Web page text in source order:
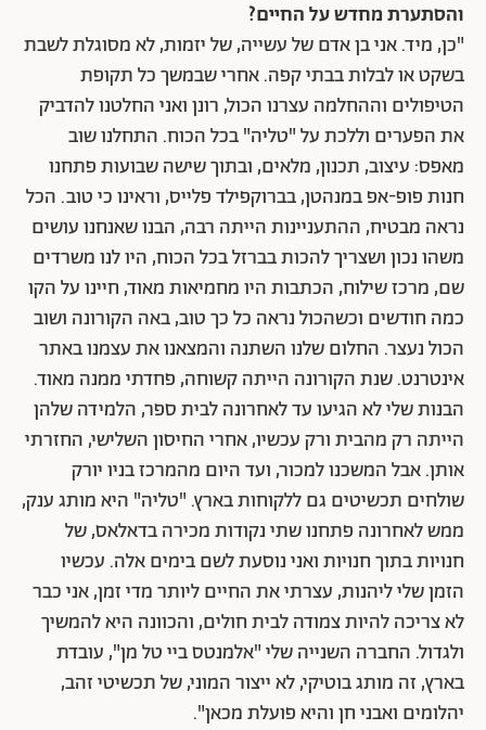
והסתערת מחדש על החיים?
"כן, מיד. אני בן אדם של עשייה, של יזמות, לא מסוגלת לשבת
בשקט או לבלות בבתי קפה. אחרי שבמשך כל תקופת
הטיפולים וההחלמה עצרנו הכול, רונן ואני החלטנו להדביק
את הפערים וללכת על "טליה" בכל הכוח. התחלנו שוב
מאפס: עיצוב, תכנון, מלאים, ובתוך שישה שבועות פתחנו
חנות פופ-אפ במנהטן, בברוקפילד פלייס, וראינו כי טוב. הכל
נראה מבטיח, ההתעניינות הייתה רבה, הבנו שאנחנו עושים
משהו נכון ושצריך להכות בברזל בכל הכוח, היו לנו משרדים
שם, מרכז שילוח, הכתבות היו מחמיאות מאוד, חיינו על הקו
כמה חודשים וכשהכול נראה כל כך טוב, באה הקורונה ושוב
הכול נעצר. החלום שלנו השתנה והמצאנו את עצמנו באתר
אינטרנט. שנת הקורונה הייתה קשוחה, פחדתי ממנה מאוד.
הבנות שלי לא הגיעו עד לאחרונה לבית ספר, הלמידה שלהן
הייתה רק מהבית ורק עכשיו, אחרי החיסון השלישי, החזרתי
אותן. אבל המשכנו למכור, ועד היום מהמרכז בניו יורק
שולחים תכשיטים גם ללקוחות בארץ. "טליה" היא מותג ענק,
ממש לאחרונה פתחנו שתי נקודות מכירה בדאלאס, של
חנויות בתוך חנויות ואני נוסעת לשם בימים אלה. עכשיו
הזמן שלי ליהנות, עצרתי את החיים ליותר מדי זמן, אני כבר
לא צריכה להיות צמודה לבית חולים, והכוונה היא להמשיך
ולגדול. החברה השנייה שלי "אלמנטס ביי טל מן", עובדת
בארץ, זה מותג בוטיקי, לא ייצור המוני, של תכשיטי זהב,
יהלומים ואבני חן והיא פועלת מכאן".